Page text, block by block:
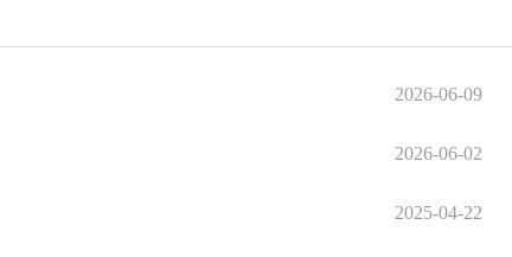
2026-06-09
2026-06-02
2025-04-22